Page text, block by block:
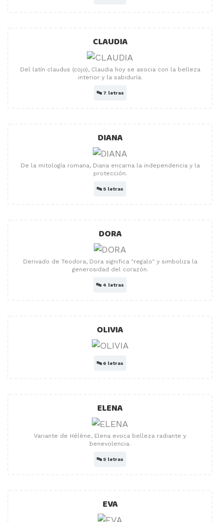
CLAUDIA
Del latín claudus (cojo), Claudia hoy se asocia con la belleza
interior y la sabiduría.
🔤 7 letras
DIANA
De la mitología romana, Diana encarna la independencia y la
protección.
🔤5 letras
DORA
Derivado de Teodora, Dora significa "regalo" y simboliza la
generosidad del corazón.
🔤 4 letras
OLIVIA
🔤6 letras
ELENA
Variante de Hélène, Elena evoca belleza radiante y
benevolencia.
🔤5 letras
EVA